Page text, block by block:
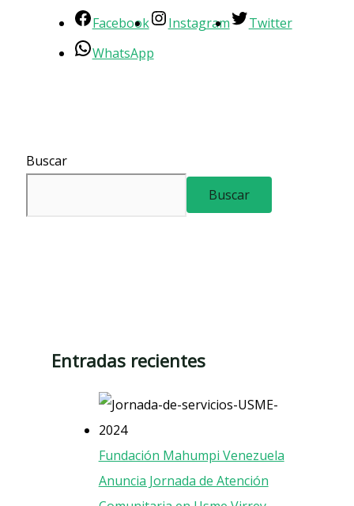
Facebook Instagram
Twitter
WhatsApp
Buscar
Buscar
Entradas recientes
Fundación Mahumpi Venezuela
Anuncia Jornada de Atención